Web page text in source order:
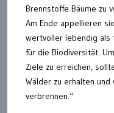
Brennstoffe Bäume zu
Am Ende appellieren
wertvoller lebendig als
für die Biodiversität.
Ziele zu erreichen,
Wälder zu erhalten
verbrennen.“